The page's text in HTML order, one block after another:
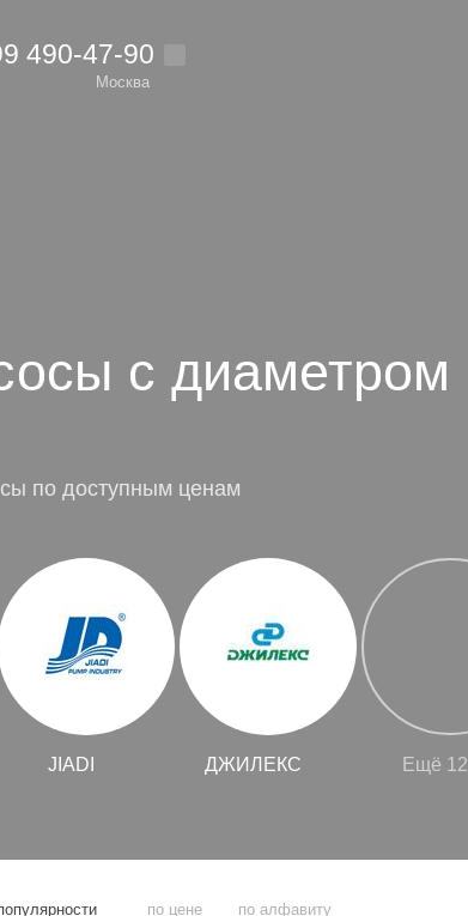
490-47-90
Москва
с диаметром
по доступным ценам
JIADI ДЖИЛЕКС Ещё 12
по цене по алфавиту